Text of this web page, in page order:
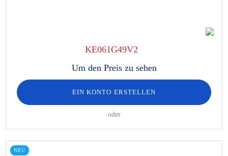
KE061G49V2
Um den Preis zu sehen
EIN KONTO ERSTELLEN
oder
NEU